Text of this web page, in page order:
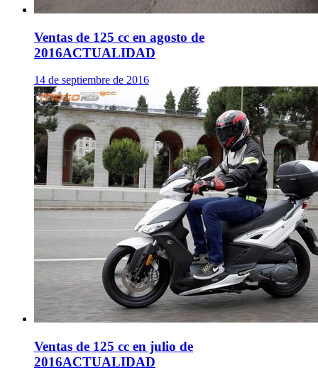
Ventas de 125 cc en agosto de
2016ACTUALIDAD
14 de septiembre de 2016
Ventas de 125 cc en julio de
2016ACTUALIDAD